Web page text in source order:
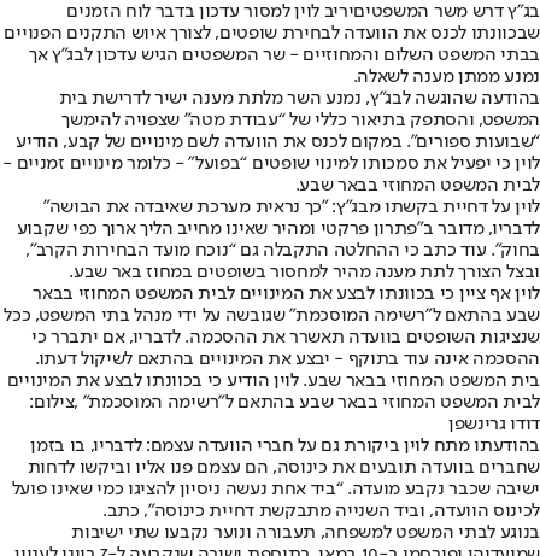
בג״ץ דרש משר המשפטיםיריב לוין למסור עדכון בדבר לוח הזמנים
שבכוונתו לכנס את הוועדה לבחירת שופטים, לצורך איוש התקנים הפנויים
בבתי המשפט השלום והמחוזיים - שר המשפטים הגיש עדכון לבג”ץ אך
נמנע ממתן מענה לשאלה.
בהודעה שהוגשה לבג”ץ, נמנע השר מלתת מענה ישיר לדרישת בית
המשפט, והסתפק בתיאור כללי של “עבודת מטה” שצפויה להימשך
“שבועות ספורים”. במקום לכנס את הוועדה לשם מינויים של קבע, הודיע
לוין כי יפעיל את סמכותו למינוי שופטים “בפועל” - כלומר מינויים זמניים -
לבית המשפט המחוזי בבאר שבע.
לוין על דחיית בקשתו מבג"ץ: "כך נראית מערכת שאיבדה את הבושה"
לדבריו, מדובר ב”פתרון פרקטי ומהיר שאינו מחייב הליך ארוך כפי שקבוע
בחוק”. עוד כתב כי ההחלטה התקבלה גם “נוכח מועד הבחירות הקרב”,
ובצל הצורך לתת מענה מהיר למחסור בשופטים במחוז באר שבע.
לוין אף ציין כי בכוונתו לבצע את המינויים לבית המשפט המחוזי בבאר
שבע בהתאם ל”רשימה המוסכמת” שגובשה על ידי מנהל בתי המשפט, ככל
שנציגות השופטים בוועדה תאשרר את ההסכמה. לדבריו, אם יתברר כי
ההסכמה אינה עוד בתוקף - יבצע את המינויים בהתאם לשיקול דעתו.
בית המשפט המחוזי בבאר שבע. לוין הודיע כי בכוונתו לבצע את המינויים
לבית המשפט המחוזי בבאר שבע בהתאם ל”רשימה המוסכמת” ,צילום:
דודו גרינשפן
בהודעתו מתח לוין ביקורת גם על חברי הוועדה עצמם: לדבריו, בו בזמן
שחברים בוועדה תובעים את כינוסה, הם עצמם פנו אליו וביקשו לדחות
ישיבה שכבר נקבע מועדה. “ביד אחת נעשה ניסיון להציגו כמי שאינו פועל
לכינוס הוועדה, וביד השנייה מתבקשת דחיית כינוסה”, כתב.
בנוגע לבתי המשפט למשפחה, תעבורה ונוער נקבעו שתי ישיבות